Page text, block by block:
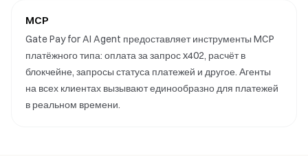
MCP
Gate Pay for AI Agent предоставляет инструменты MCP
платёжного типа: оплата за запрос x402, расчёт в
блокчейне, запросы статуса платежей и другое. Агенты
на всех клиентах вызывают единообразно для платежей
в реальном времени.